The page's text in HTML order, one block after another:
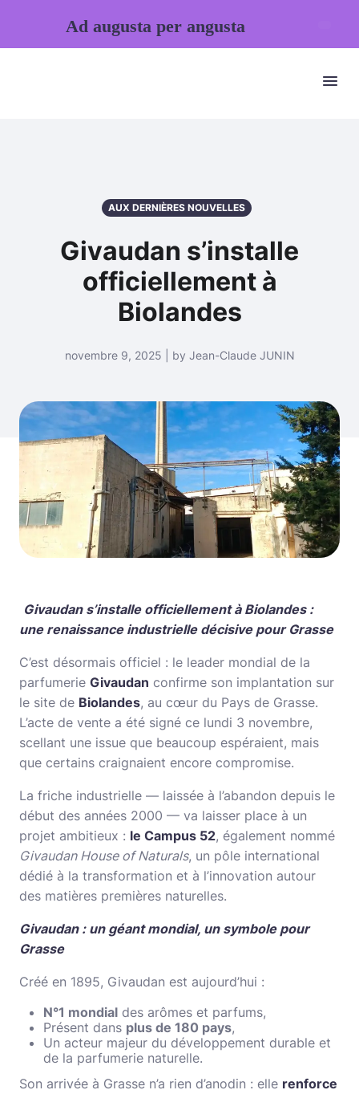
AUX DERNIÈRES NOUVELLES
Givaudan s’installe
officiellement à
Biolandes
novembre 9, 2025 | by Jean-Claude JUNIN
Givaudan s’installe officiellement à Biolandes :
une renaissance industrielle décisive pour Grasse
C’est désormais officiel : le leader mondial de la
parfumerie Givaudan confirme son implantation sur
le site de Biolandes, au cœur du Pays de Grasse.
L’acte de vente a été signé ce lundi 3 novembre,
scellant une issue que beaucoup espéraient, mais
que certains craignaient encore compromise.
La friche industrielle — laissée à l’abandon depuis le
début des années 2000 — va laisser place à un
projet ambitieux : le Campus 52, également nommé
Givaudan House of Naturals, un pôle international
dédié à la transformation et à l’innovation autour
des matières premières naturelles.
Givaudan : un géant mondial, un symbole pour
Grasse
Créé en 1895, Givaudan est aujourd’hui :
N°1 mondial des arômes et parfums,
Présent dans plus de 180 pays,
Un acteur majeur du développement durable et
de la parfumerie naturelle.
Son arrivée à Grasse n’a rien d’anodin : elle renforce
Ad augusta per angusta